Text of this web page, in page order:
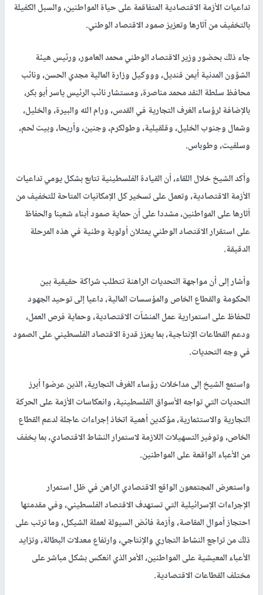
تداعيات الأزمة الاقتصادية المتفاقمة على حياة المواطنين، والسبل الكفيلة
بالتخفيف من آثارها وتعزيز صمود الاقتصاد الوطني.
جاء ذلك بحضور وزير الاقتصاد الوطني محمد العامور، ورئيس هيئة
الشؤون المدنية أيمن قنديل، وووكيل وزارة المالية مجدي الحسن، ونائب
محافظ سلطة النقد محمد مناصرة، ومستشار نائب الرئيس ياسر أبو بكر،
بالإضافة لرؤساء الغرف التجارية في القدس، ورام الله والبيرة، والخليل،
وشمال وجنوب الخليل، وقلقيلية، وطولكرم، وجنين، وأريحا، وبيت لحم،
وسلفيت، وطوباس.
وأكد الشيخ خلال اللقاء، أن القيادة الفلسطينية تتابع بشكل يومي تداعيات
الأزمة الاقتصادية، وتعمل على تسخير كل الإمكانيات المتاحة للتخفيف من
آثارها على المواطنين، مشددا على أن حماية صمود أبناء شعبنا والحفاظ
على استقرار الاقتصاد الوطني يمثلان أولوية وطنية في هذه المرحلة
الدقيقة.
وأشار إلى أن مواجهة التحديات الراهنة تتطلب شراكة حقيقية بين
الحكومة والقطاع الخاص والمؤسسات المالية، داعيا إلى توحيد الجهود
للحفاظ على استمرارية عمل المنشآت الاقتصادية، وحماية فرص العمل،
ودعم القطاعات الإنتاجية، بما يعزز قدرة الاقتصاد الفلسطيني على الصمود
في وجه التحديات.
واستمع الشيخ إلى مداخلات رؤساء الغرف التجارية، الذين عرضوا أبرز
التحديات التي تواجه الأسواق الفلسطينية، وانعكاسات الأزمة على الحركة
التجارية والاستثمارية، مؤكدين أهمية اتخاذ إجراءات عاجلة لدعم القطاع
الخاص، وتوفير التسهيلات اللازمة لاستمرار النشاط الاقتصادي، بما يخفف
من الأعباء الواقعة على المواطنين.
واستعرض المجتمعون الواقع الاقتصادي الراهن في ظل استمرار
الإجراءات الإسرائيلية التي تستهدف الاقتصاد الفلسطيني، وفي مقدمتها
احتجاز أموال المقاصة، وأزمة فائض السيولة لعملة الشيكل، وما ترتب على
ذلك من تراجع النشاط التجاري والإنتاجي، وارتفاع معدلات البطالة، وتزايد
الأعباء المعيشية على المواطنين، الأمر الذي انعكس بشكل مباشر على
مختلف القطاعات الاقتصادية.